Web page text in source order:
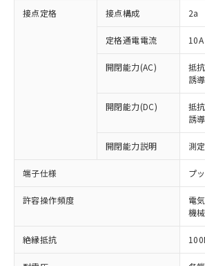
接点定格 接点構成 2a
定格通電電流 10A
開閉能力(AC)
抵
誘
開閉能力(DC)
抵
誘
開閉能力説明 測
端子仕様 プ
許容操作頻度
電
機
絶縁抵抗
以下の条件をお読みいただき、
本サービスは、当社制御
商品の当社在庫状況およ
(税抜)を提供させていただ
本サービスの対象外とな
ことをご了承ください。
在庫状況および標準価格
記載している更新日時点
タに基づき作成されるも
覧された時点での実際の
対応予定：EU RoHS指令（10物
有に対応した製品に切り替える
対応予定なし：EU RoHS指令
非含有に非対応の商品で、対応
調査・確認中：EU RoHS指令
非含有の対応状況を調査中また
非該当品：ライセンス料など無
害物質有無と関係のない商品で
仕入先様の事情により、非含有
いたものが、含有品と判明した
むを得ず変更することがありま
鉛(Pb) 1000ppm以下、 水銀(Hg)
六価クロム(Cr(Ⅵ)) 1000ppm以下、ポリ
※1 中国RoHS○×表
「○」：最大均質材料含有率が
基準値以下であることを示しま
「×」：最大均質材料含有率が
基準値を超えていることを示し
「－」：未確認です。当社販売
*中国RoHS10物質の基準値 (GB/T26572)
Pb(鉛) :1000ppm、 Hg(水銀) : 1000ppm
当社は、これら貴社製品
為替および外国貿易法に
（以下｢規制貨物等」とい
または国外への提供する
国政府の輸出許可(または役
可)を取得するなどの必要